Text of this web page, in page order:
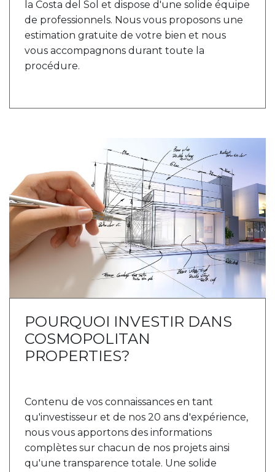
la Costa del Sol et dispose d'une solide équipe
de professionnels. Nous vous proposons une
estimation gratuite de votre bien et nous
vous accompagnons durant toute la
procédure.
POURQUOI INVESTIR DANS
COSMOPOLITAN
PROPERTIES?
Contenu de vos connaissances en tant
qu'investisseur et de nos 20 ans d'expérience,
nous vous apportons des informations
complètes sur chacun de nos projets ainsi
qu'une transparence totale. Une solide